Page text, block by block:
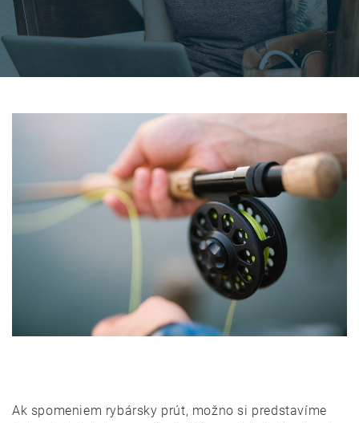
Ak spomeniem rybársky prút, možno si predstavíme